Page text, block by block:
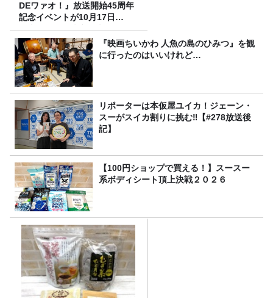
DEワァオ！』放送開始45周年
記念イベントが10月17日
（土）に開催決定！本日より
FC先行受付スタート！『映画ちいかわ 人魚の島のひみつ』を観
に行ったのはいいけれど…
リポーターは本仮屋ユイカ！ジェーン・
スーがスイカ割りに挑む‼【#278放送後
記】
【100円ショップで買える！】スースー
系ボディシート頂上決戦２０２６